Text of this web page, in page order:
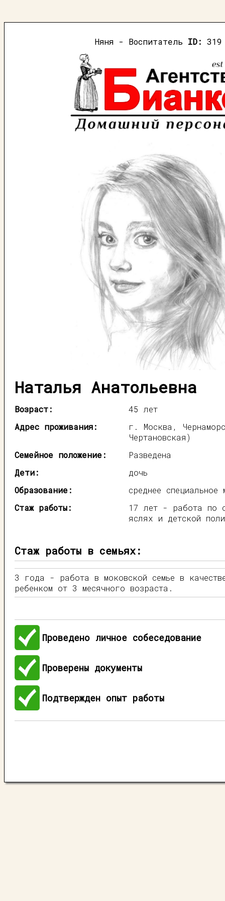
Няня - Воспитатель ID: 319
Наталья Анатольевна
Возраст:
45 лет
Адрес проживания:
г. Москва,
Чертановская)
Семейное положение:
Разведена
Дети:
дочь
Образование:
среднее специальное
Стаж работы:
17 лет - работа по
яслях и детской
Стаж работы в семьях:
3 года - работа в моковской семье в
ребенком от 3 месячного возраста.
Проведено личное собеседование
Проверены документы
Подтвержден опыт работы